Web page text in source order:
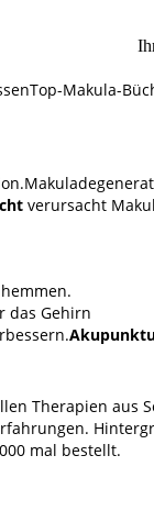
Top-Makula-
verursacht
das Gehirn
Therapien aus
mal bestellt.